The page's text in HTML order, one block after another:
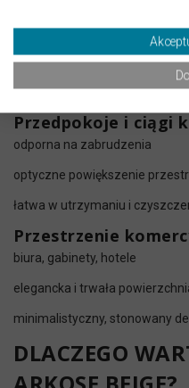
jednolita podłoga w open
baza do aranżacji w stylu
spójne połączenie podłogi i
Przedpokoje i ciągi
odporna na zabrudzenia
optyczne powiększenie
łatwa w utrzymaniu i
Przestrzenie
biura, gabinety, hotele
elegancka i trwała
minimalistyczny, stonowany
DLACZEGO